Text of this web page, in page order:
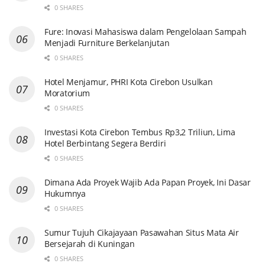
0 SHARES
Fure: Inovasi Mahasiswa dalam Pengelolaan Sampah
Menjadi Furniture Berkelanjutan
0 SHARES
Hotel Menjamur, PHRI Kota Cirebon Usulkan
Moratorium
0 SHARES
Investasi Kota Cirebon Tembus Rp3,2 Triliun, Lima
Hotel Berbintang Segera Berdiri
0 SHARES
Dimana Ada Proyek Wajib Ada Papan Proyek, Ini Dasar
Hukumnya
0 SHARES
Sumur Tujuh Cikajayaan Pasawahan Situs Mata Air
Bersejarah di Kuningan
0 SHARES